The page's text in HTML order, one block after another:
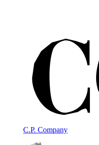
C.P. Company